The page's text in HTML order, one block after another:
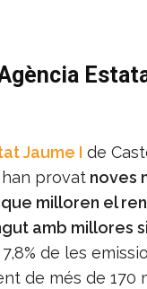
Jaume I de
han provatnoves
milloren el
amb millores
de les
de més de 170